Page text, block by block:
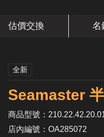
估價交換 名
全新
Seamaster
商品型號：
店內編號：OA285072